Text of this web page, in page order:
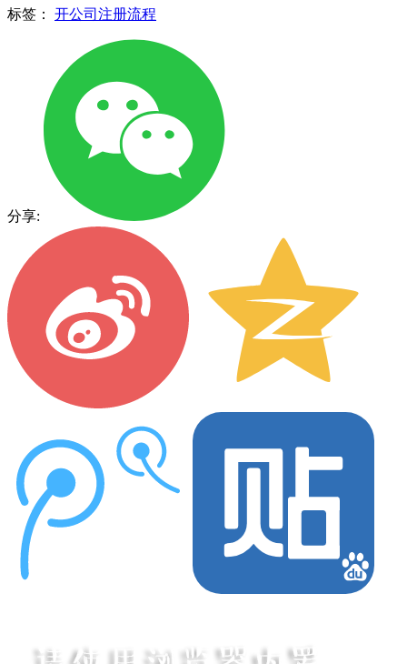
标签： 开公司注册流程
分享: